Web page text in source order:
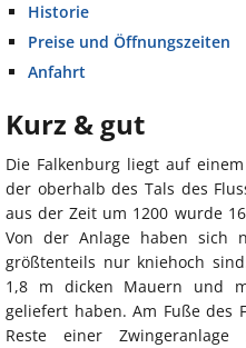
Historie
Preise und Öffnungszeiten
Anfahrt
Kurz & gut
Die Falkenburg liegt auf
der oberhalb des Tals des
aus der Zeit um 1200 wurde
Von der Anlage haben sich
größtenteils nur kniehoch
1,8 m dicken Mauern und
geliefert haben. Am Fuße des
Reste einer